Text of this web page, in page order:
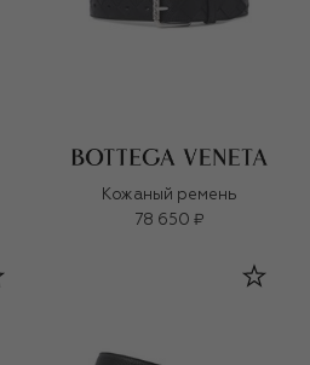
Кожаный ремень
78 650 ₽